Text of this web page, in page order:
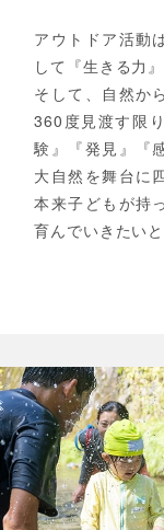
アウトドア活動
して『生きる力
そして、自然か
360度見渡す限
験』『発見』『
大自然を舞台に
本来子どもが持
育んでいきたい